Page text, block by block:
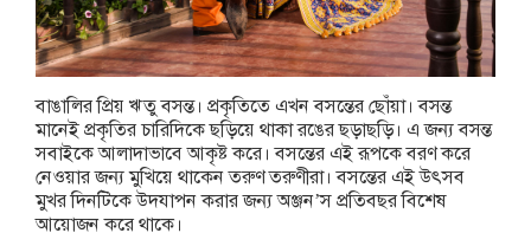
বাঙালির প্রিয় ঋতু বসন্ত। প্রকৃতিতে এখন বসন্তের ছোঁয়া। বসন্ত
মানেই প্রকৃতির চারিদিকে ছড়িয়ে থাকা রঙের ছড়াছড়ি। এ জন্য বসন্ত
সবাইকে আলাদাভাবে আকৃষ্ট করে। বসন্তের এই রূপকে বরণ করে
নেওয়ার জন্য মুখিয়ে থাকেন তরুণ তরুণীরা। বসন্তের এই উৎসব
মুখর দিনটিকে উদযাপন করার জন্য অঞ্জন’স প্রতিবছর বিশেষ
আয়োজন করে থাকে।